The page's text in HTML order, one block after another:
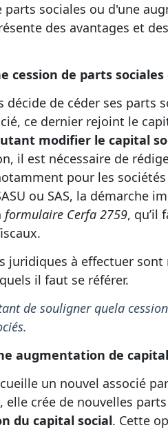
parts sociales ou d'une
des avantages et
de parts sociales
décide de céder ses parts
ce dernier rejoint le
modifier le capital
il est nécessaire de
pour les
ou SAS, la démarche
formulaire Cerfa 2759, qu’il
juridiques à effectuer sont
il faut se référer.
de souligner quela
augmentation de capital
un nouvel associé
crée de nouvelles
du capital social. Cette